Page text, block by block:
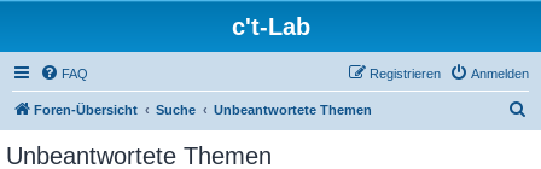
c't-Lab
FAQ Anmelden
Registrieren
Foren-Übersicht Suche Unbeantwortete Themen
Unbeantwortete Themen